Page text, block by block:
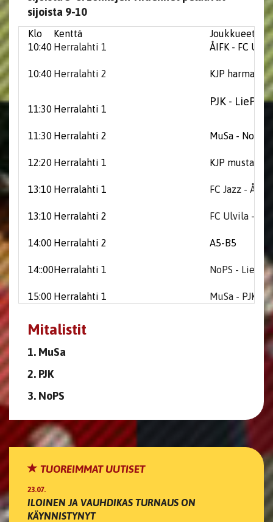
sijoista 9-10
Klo Kenttä
Joukkueet
10:40 Herralahti 1 ÅIFK - FC
10:40 Herralahti 2 KJP harmaa -
11:30 Herralahti 1
PJK - LiePa
11:30 Herralahti 2 MuSa - NoPS
12:20 Herralahti 1 KJP musta -
13:10 Herralahti 1 FC Jazz - ÅIFK
13:10 Herralahti 2 FC Ulvila -
14:00 Herralahti 2 A5-B5
14::00Herralahti 1 NoPS - LiePa
15:00 Herralahti 1 MuSa - PJK
Mitalistit
1. MuSa
2. PJK
3. NoPS
TUOREIMMAT UUTISET
23.07.
ILOINEN JA VAUHDIKAS TURNAUS ON
KÄYNNISTYNYT